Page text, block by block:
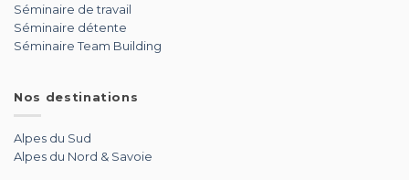
Séminaire de travail
Séminaire détente
Séminaire Team Building
Nos destinations
Alpes du Sud
Alpes du Nord & Savoie